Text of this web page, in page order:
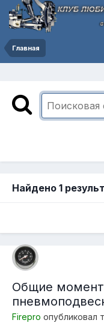
Главная
Найдено 1
Общие
Firepro опубликовал